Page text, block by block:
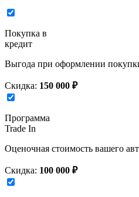
Покупка в
кредит
Выгода при оформлении
Скидка: 150 000 ₽
Программа
Trade In
Оценочная стоимость вашего
Скидка: 100 000 ₽